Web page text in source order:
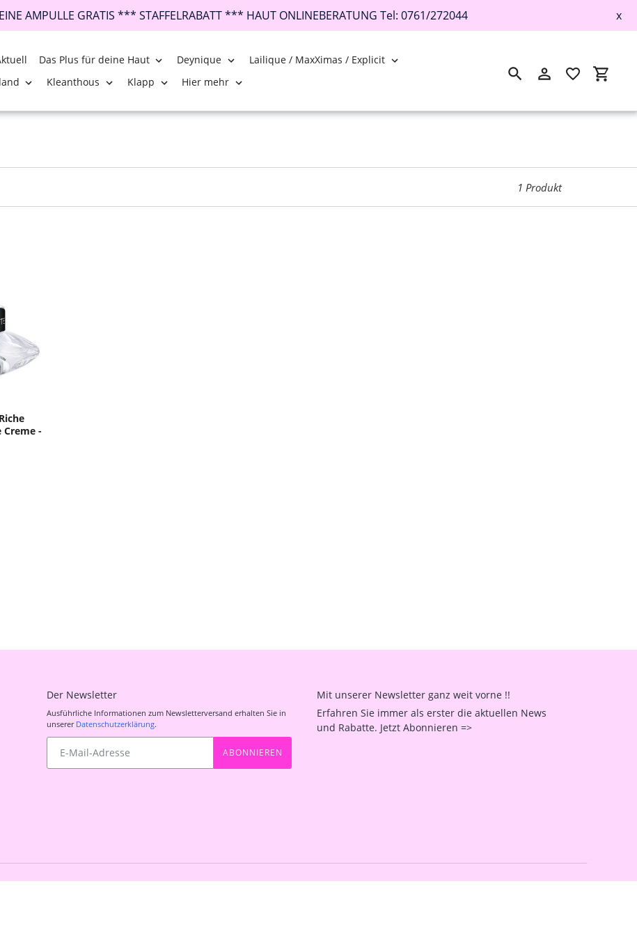
AMPULLE GRATIS *** STAFFELRABATT *** HAUT ONLINEBERATUNG Tel: 0761/272044 x
Das Plus für deine Haut Deynique
Lailique / MaxXimas / Explicit
Kleanthous Klapp Hier mehr SuchenEinloggen
1 Produkt
Creme -
Der Newsletter
Ausführliche Informationen zum Newsletterversand erhalten Sie in
unserer Datenschutzerklärung.
unsere
ABONNIEREN
Mit unserer Newsletter ganz weit vorne !!
Erfahren Sie immer als erster die aktuellen News
und Rabatte. Jetzt Abonnieren =>